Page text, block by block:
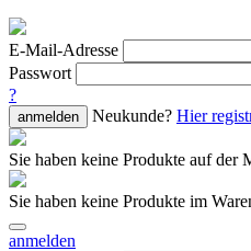
E-Mail-Adresse
Passwort
?
anmelden Neukunde? Hier
Sie haben keine Produkte auf der
Sie haben keine Produkte im
anmelden